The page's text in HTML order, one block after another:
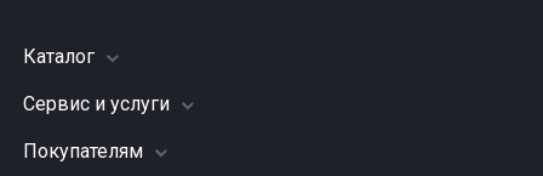
Каталог
Шины
Грузовые шины
Сервис и услуги
Заправка кондиционера
Покупателям